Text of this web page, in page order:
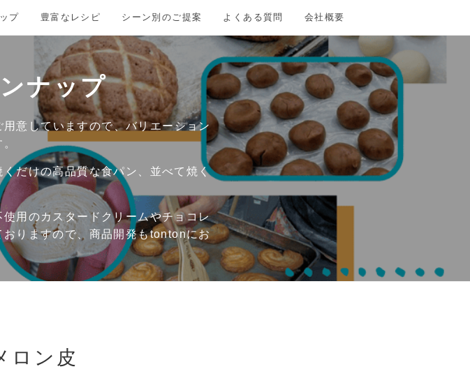
プ 豊富なレシピ シーン別のご提案 よくある質問 会社概要
ナップ
意していますので、バリエーション
だけの高品質な食パン、並べて焼く
用のカスタードクリームやチョコレ
りますので、商品開発もtontonにお
ロン皮